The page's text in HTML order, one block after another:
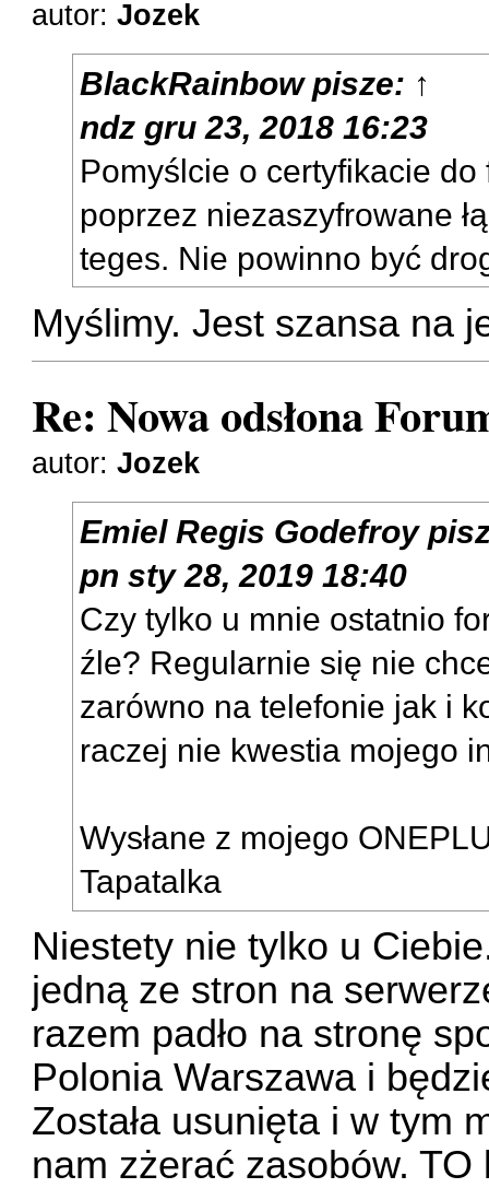
autor:Jozek
BlackRainbowpisze: ↑
ndz gru 23, 2018 16:23
Pomyślcie o certyfikacie
poprzez niezaszyfrowane
teges. Nie powinno być
Myślimy. Jest szansa na
Re: Nowa odsłona
autor:Jozek
Emiel Regis Godefroy
pn sty 28, 2019 18:40
Czy tylko u mnie ostatnio
źle? Regularnie się nie
zarówno na telefonie jak i
raczej nie kwestia mojego
Wysłane z mojego
Tapatalka
Niestety nie tylko u
jedną ze stron na
razem padło na stronę
Polonia Warszawa i
Została usunięta i w tym
nam zżerać zasobów. TO